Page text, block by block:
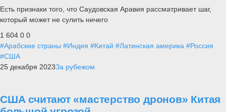
Есть признаки того, что Саудовская Аравия рассматривает шаг,
который может не сулить ничего
1 604 0 0
#Арабские страны #Индия #Китай #Латинская америка #Россия
#США
25 декабря 2023За рубежом
США считают «мастерство дронов» Китая